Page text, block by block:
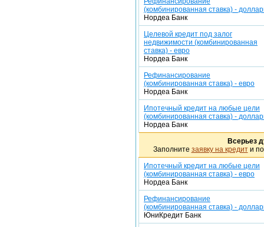
(комбинированная ставка) -
Нордеа Банк
Целевой кредит под залог
недвижимости (комбинированная
ставка) - евро
Нордеа Банк
Рефинансирование
(комбинированная ставка) - евро
Нордеа Банк
Ипотечный кредит на любые цели
(комбинированная ставка) -
Нордеа Банк
Всерьез
Заполните заявку на кредити
Ипотечный кредит на любые цели
(комбинированная ставка) - евро
Нордеа Банк
Рефинансирование
(комбинированная ставка) -
ЮниКредит Банк